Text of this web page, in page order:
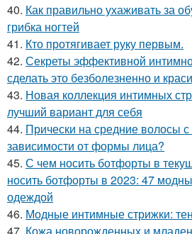
40. Как правильно ухаживать за
грибка ногтей
41. Кто протягивает руку первым.
42. Секреты эффективной
сделать это безболезненно и
43. Новая коллекция интимных
лучший вариант для себя
44. Прически на средние волосы
зависимости от формы лица?
45. С чем носить ботфорты в
носить ботфорты в 2023: 47
одеждой
46. Модные интимные стрижки: